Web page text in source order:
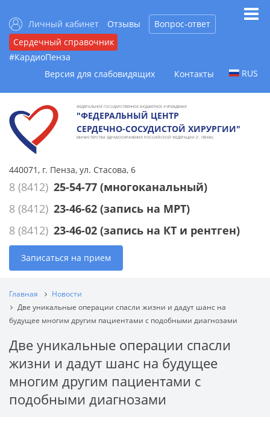
Личный кабинет Отзывы
Вопрос-ответ
Сердечный справочник
#КардиоПенза
Версия для слабовидящих
Контакты RUS
ФЕДЕРАЛЬНОЕ ГОСУДАРСТВЕННОЕ БЮДЖЕТНОЕ УЧРЕЖДЕНИЕ
"ФЕДЕРАЛЬНЫЙ ЦЕНТР
СЕРДЕЧНО-СОСУДИСТОЙ ХИРУРГИИ"
МИНИСТЕРСТВА ЗДРАВООХРАНЕНИЯ РОССИЙСКОЙ ФЕДЕРАЦИИ (Г. ПЕНЗА)
440071, г. Пенза, ул. Стасова, 6
8 (8412) 25-54-77 (многоканальный)
8 (8412) 23-46-62 (запись на МРТ)
8 (8412) 23-46-02 (запись на КТ и рентген)
Записаться на прием
Главная
Новости
Две уникальные операции спасли жизни и дадут шанс на
будущее многим другим пациентами с подобными диагнозами
Две уникальные операции спасли
жизни и дадут шанс на будущее
многим другим пациентами с
подобными диагнозами